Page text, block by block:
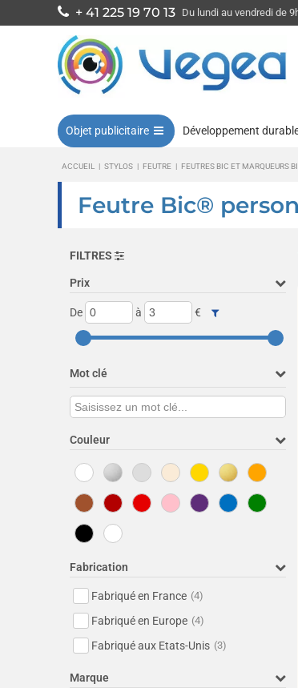
+ 41 225 19 70 13 Du lundi au vendredi de
Objet publicitaire Développement
ACCUEIL | STYLOS | FEUTRE | FEUTRES BIC ET MARQUEURS
Feutre Bic®
FILTRES
Prix
De à €
Mot clé
Couleur
Fabrication
Fabriqué en France (4)
Fabriqué en Europe (4)
Fabriqué aux Etats-Unis (3)
Marque